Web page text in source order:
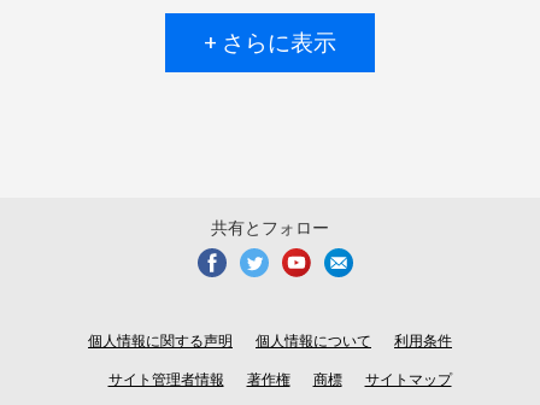
+ さらに表示
共有とフォロー
個人情報に関する声明 個人情報について 利用条件
サイト管理者情報 著作権 商標 サイトマップ